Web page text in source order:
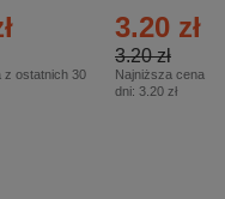
z ostatnich 30
3.20 zł
3.20 zł
Najniższa cena z
dni: 3.20 zł